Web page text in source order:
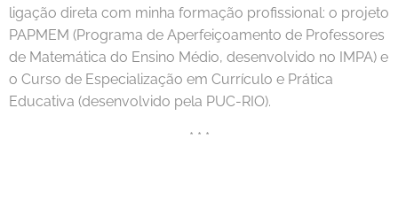
ligação direta com minha formação profissional: o projeto
PAPMEM (Programa de Aperfeiçoamento de Professores
de Matemática do Ensino Médio, desenvolvido no IMPA) e
o Curso de Especialização em Currículo e Prática
Educativa (desenvolvido pela PUC-RIO).
* * *